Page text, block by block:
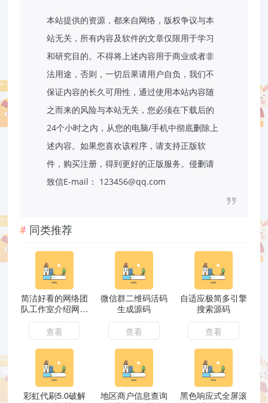
本站提供的资源，都来自网络，版权争议与本
站无关，所有内容及软件的文章仅限用于学习
和研究目的。不得将上述内容用于商业或者非
法用途，否则，一切后果请用户自负，我们不
保证内容的长久可用性，通过使用本站内容随
之而来的风险与本站无关，您必须在下载后的
24个小时之内，从您的电脑/手机中彻底删除上
述内容。如果您喜欢该程序，请支持正版软
件，购买注册，得到更好的正版服务。侵删请
致信E-mail： 123456@qq.com
同类推荐
简洁好看的网络团
队工作室介绍网站
源码
查看
微信群二维码活码
生成源码
查看
自适应极简多引擎
搜索源码
查看
彩虹代刷5.0破解
地区商户信息查询
黑色响应式全屏滚